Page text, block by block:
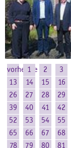
vorherige
1 2 3
13
14 15 16
26
27 28 29
39
40 41 42
52
53 54 55
65
66 67 68
78
79 80 81